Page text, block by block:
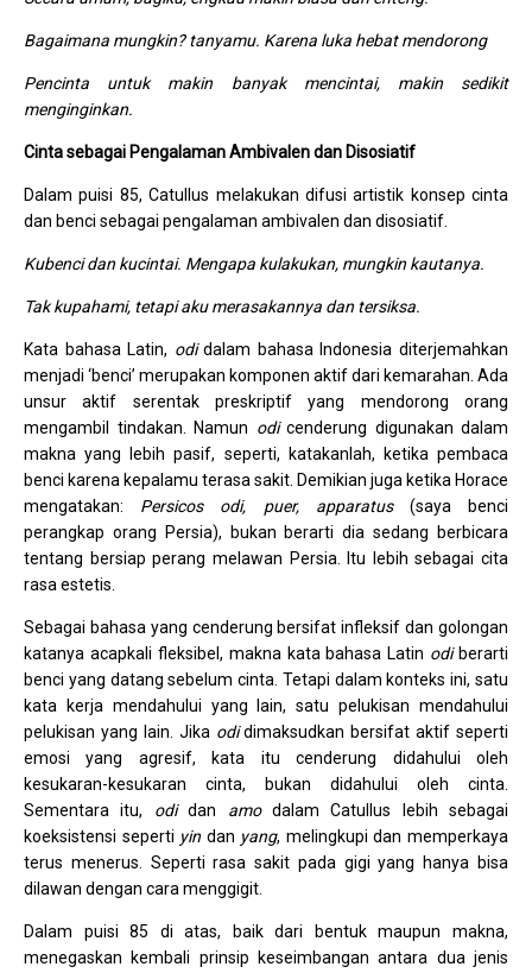
Bagaimana mungkin? tanyamu. Karena luka hebat mendorong
Pencinta untuk makin banyak mencintai, makin sedikit
menginginkan.
Cinta sebagai Pengalaman Ambivalen dan Disosiatif
Dalam puisi 85, Catullus melakukan difusi artistik konsep cinta
dan benci sebagai pengalaman ambivalen dan disosiatif.
Kubenci dan kucintai. Mengapa kulakukan, mungkin kautanya.
Tak kupahami, tetapi aku merasakannya dan tersiksa.
Kata bahasa Latin, odidalam bahasa Indonesia diterjemahkan
menjadi ‘benci’ merupakan komponen aktif dari kemarahan. Ada
unsur aktif serentak preskriptif yang mendorong orang
mengambil tindakan. Namun odi cenderung digunakan dalam
makna yang lebih pasif, seperti, katakanlah, ketika pembaca
benci karena kepalamu terasa sakit. Demikian juga ketika Horace
mengatakan: Persicos odi, puer, apparatus(saya benci
perangkap orang Persia), bukan berarti dia sedang berbicara
tentang bersiap perang melawan Persia. Itu lebih sebagai cita
rasa estetis.
Sebagai bahasa yang cenderung bersifat infleksif dan golongan
katanya acapkali fleksibel, makna kata bahasa Latin odiberarti
benci yang datang sebelum cinta. Tetapi dalam konteks ini, satu
kata kerja mendahului yang lain, satu pelukisan mendahului
pelukisan yang lain. Jika odidimaksudkan bersifat aktif seperti
emosi yang agresif, kata itu cenderung didahului oleh
kesukaran-kesukaran cinta, bukan didahului oleh cinta.
Sementara itu, odidan amodalam Catullus lebih sebagai
koeksistensi seperti yin dan yang, melingkupi dan memperkaya
terus menerus. Seperti rasa sakit pada gigi yang hanya bisa
dilawan dengan cara menggigit.
Dalam puisi 85 di atas, baik dari bentuk maupun makna,
menegaskan kembali prinsip keseimbangan antara dua jenis